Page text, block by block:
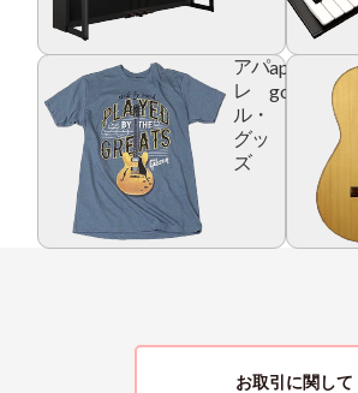
アパ
レ
ル・
グッ
ズ
apparel
goods
お取引に関して